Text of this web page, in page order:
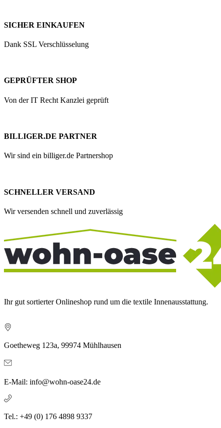
SICHER EINKAUFEN
Dank SSL Verschlüsselung
GEPRÜFTER SHOP
Von der IT Recht Kanzlei geprüft
BILLIGER.DE PARTNER
Wir sind ein billiger.de Partnershop
SCHNELLER VERSAND
Wir versenden schnell und zuverlässig
Ihr gut sortierter Onlineshop rund um die textile Innenausstattung.
Goetheweg 123a, 99974 Mühlhausen
E-Mail: info@wohn-oase24.de
Tel.: +49 (0) 176 4898 9337